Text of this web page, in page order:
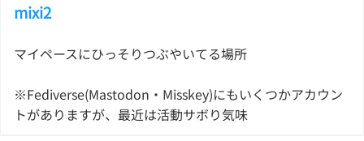
mixi2
マイペースにひっそりつぶやいてる場所
※Fediverse(Mastodon・Misskey)にもいくつかアカウン
トがありますが、最近は活動サボり気味